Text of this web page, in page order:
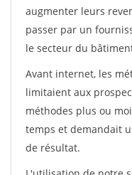
augmenter leurs
passer par un
le secteur du
Avant internet, les
limitaient aux
méthodes plus ou
temps et demandait
de résultat.